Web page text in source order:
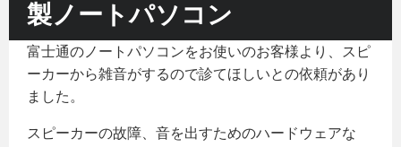
製ノートパソコン
富士通のノートパソコンをお使いのお客様より、スピ
ーカーから雑音がするので診てほしいとの依頼があり
ました。
スピーカーの故障、音を出すためのハードウェアな